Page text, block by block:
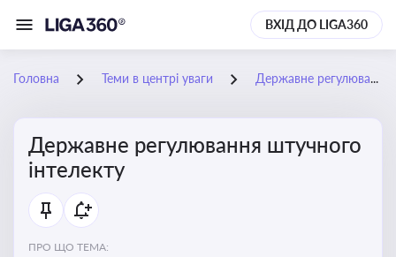
ВХІД ДО LIGA360
Головна Теми в центрі уваги Державне регулювання штучного інтелекту
Державне регулювання штучного
інтелекту
ПРО ЩО ТЕМА: